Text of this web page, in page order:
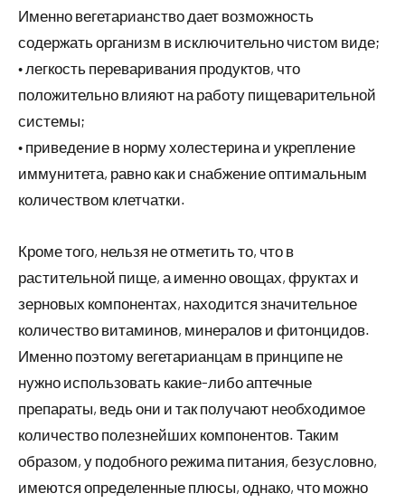
Именно вегетарианство дает возможность
содержать организм в исключительно чистом виде;
• легкость переваривания продуктов, что
положительно влияют на работу пищеварительной
системы;
• приведение в норму холестерина и укрепление
иммунитета, равно как и снабжение оптимальным
количеством клетчатки.
Кроме того, нельзя не отметить то, что в
растительной пище, а именно овощах, фруктах и
зерновых компонентах, находится значительное
количество витаминов, минералов и фитонцидов.
Именно поэтому вегетарианцам в принципе не
нужно использовать какие-либо аптечные
препараты, ведь они и так получают необходимое
количество полезнейших компонентов. Таким
образом, у подобного режима питания, безусловно,
имеются определенные плюсы, однако, что можно